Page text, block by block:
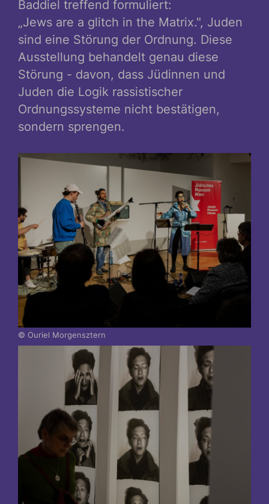
Baddiel treffend formuliert:
„Jews are a glitch in the Matrix.", Juden
sind eine Störung der Ordnung. Diese
Ausstellung behandelt genau diese
Störung - davon, dass Jüdinnen und
Juden die Logik rassistischer
Ordnungssysteme nicht bestätigen,
sondern sprengen.
© Ouriel Morgensztern